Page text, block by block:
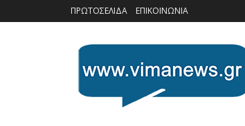
ΠΡΩΤΟΣΕΛΙΔΑ ΕΠΙΚΟΙΝΩΝΙΑ